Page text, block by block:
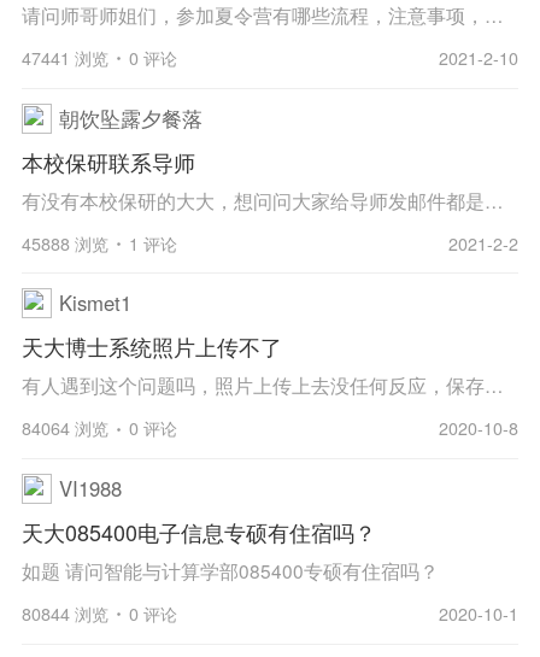
请问师哥师姐们，参加夏令营有哪些流程，注意事项，感谢分享
47441 浏览 0 评论 2021-2-10
朝饮坠露夕餐落
本校保研联系导师
有没有本校保研的大大，想问问大家给导师发邮件都是只给一个导师发？还是多联系几个导师？
45888 浏览 1 评论 2021-2-2
Kismet1
天大博士系统照片上传不了
有人遇到这个问题吗，照片上传上去没任何反应，保存提交就提示没有上传照片
84064 浏览 0 评论 2020-10-8
VI1988
天大085400电子信息专硕有住宿吗？
如题 请问智能与计算学部085400专硕有住宿吗？
80844 浏览 0 评论 2020-10-1